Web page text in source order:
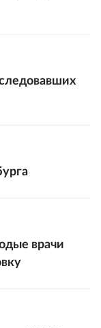
врачи